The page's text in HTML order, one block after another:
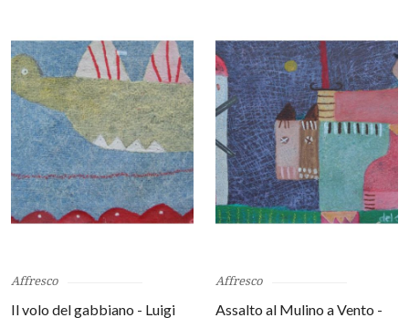
Affresco
Il volo del gabbiano - Luigi
Affresco
Assalto al Mulino a Vento -